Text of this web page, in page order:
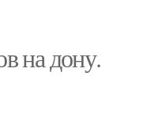
на дону.